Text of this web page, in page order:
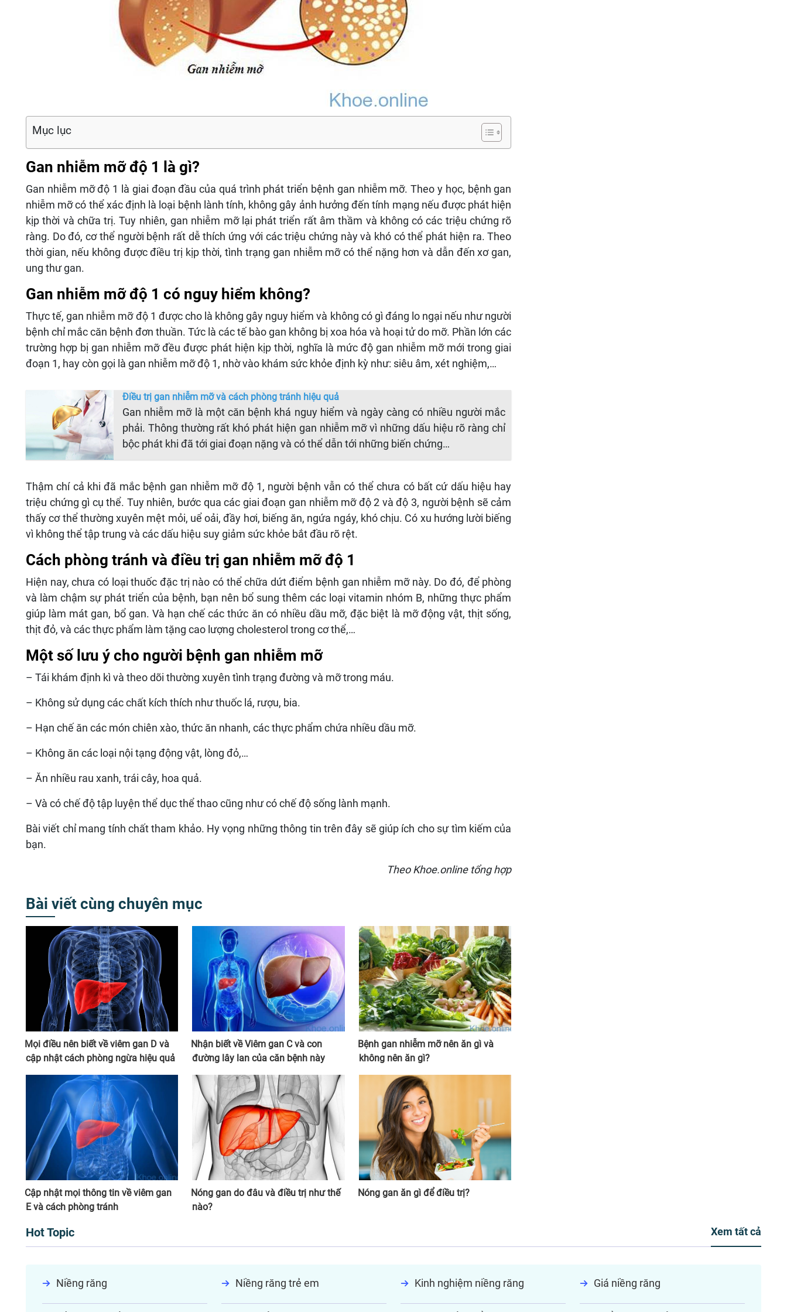
Mục lục
Gan nhiễm mỡ độ 1 là gì?
Gan nhiễm mỡ độ 1 là giai đoạn đầu của quá trình phát triển bệnh gan nhiễm mỡ. Theo y học, bệnh gan
nhiễm mỡ có thể xác định là loại bệnh lành tính, không gây ảnh hưởng đến tính mạng nếu được phát hiện
kịp thời và chữa trị. Tuy nhiên, gan nhiễm mỡ lại phát triển rất âm thầm và không có các triệu chứng rõ
ràng. Do đó, cơ thể người bệnh rất dễ thích ứng với các triệu chứng này và khó có thể phát hiện ra. Theo
thời gian, nếu không được điều trị kịp thời, tình trạng gan nhiễm mỡ có thể nặng hơn và dẫn đến xơ gan,
ung thư gan.
Gan nhiễm mỡ độ 1 có nguy hiểm không?
Thực tế, gan nhiễm mỡ độ 1 được cho là không gây nguy hiểm và không có gì đáng lo ngại nếu như người
bệnh chỉ mắc căn bệnh đơn thuần. Tức là các tế bào gan không bị xoa hóa và hoại tử do mỡ. Phần lớn các
trường hợp bị gan nhiễm mỡ đều được phát hiện kịp thời, nghĩa là mức độ gan nhiễm mỡ mới trong giai
đoạn 1, hay còn gọi là gan nhiễm mỡ độ 1, nhờ vào khám sức khỏe định kỳ như: siêu âm, xét nghiệm,…
Điều trị gan nhiễm mỡ và cách phòng tránh hiệu quả
Gan nhiễm mỡ là một căn bệnh khá nguy hiểm và ngày càng có nhiều người mắc
phải. Thông thường rất khó phát hiện gan nhiễm mỡ vì những dấu hiệu rõ ràng chỉ
bộc phát khi đã tới giai đoạn nặng và có thể dẫn tới những biến chứng…
Thậm chí cả khi đã mắc bệnh gan nhiễm mỡ độ 1, người bệnh vẫn có thể chưa có bất cứ dấu hiệu hay
triệu chứng gì cụ thể. Tuy nhiên, bước qua các giai đoạn gan nhiễm mỡ độ 2 và độ 3, người bệnh sẽ cảm
thấy cơ thể thường xuyên mệt mỏi, uể oải, đầy hơi, biếng ăn, ngứa ngáy, khó chịu. Có xu hướng lười biếng
vì không thể tập trung và các dấu hiệu suy giảm sức khỏe bắt đầu rõ rệt.
Cách phòng tránh và điều trị gan nhiễm mỡ độ 1
Hiện nay, chưa có loại thuốc đặc trị nào có thể chữa dứt điểm bệnh gan nhiễm mỡ này. Do đó, để phòng
và làm chậm sự phát triển của bệnh, bạn nên bổ sung thêm các loại vitamin nhóm B, những thực phẩm
giúp làm mát gan, bổ gan. Và hạn chế các thức ăn có nhiều dầu mỡ, đặc biệt là mỡ động vật, thịt sống,
thịt đỏ, và các thực phẩm làm tặng cao lượng cholesterol trong cơ thể,…
Một số lưu ý cho người bệnh gan nhiễm mỡ
– Tái khám định kì và theo dõi thường xuyên tình trạng đường và mỡ trong máu.
– Không sử dụng các chất kích thích như thuốc lá, rượu, bia.
– Hạn chế ăn các món chiên xào, thức ăn nhanh, các thực phẩm chứa nhiều dầu mỡ.
– Không ăn các loại nội tạng động vật, lòng đỏ,…
– Ăn nhiều rau xanh, trái cây, hoa quả.
– Và có chế độ tập luyện thể dục thể thao cũng như có chế độ sống lành mạnh.
Bài viết chỉ mang tính chất tham khảo. Hy vọng những thông tin trên đây sẽ giúp ích cho sự tìm kiếm của
bạn.
Theo Khoe.online tổng hợp
Bài viết cùng chuyên mục
Mọi điều nên biết về viêm gan D và
cập nhật cách phòng ngừa hiệu quả
Nhận biết về Viêm gan C và con
đường lây lan của căn bệnh này
Bệnh gan nhiễm mỡ nên ăn gì và
không nên ăn gì?
Cập nhật mọi thông tin về viêm gan
E và cách phòng tránh
Nóng gan do đâu và điều trị như thế
nào?
Nóng gan ăn gì để điều trị?
Hot Topic Xem tất cả
Niềng răng Niềng răng trẻ em Kinh nghiệm niềng răng Giá niềng răng